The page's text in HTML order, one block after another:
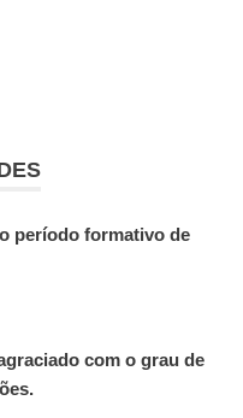
período formativo de
com o grau de